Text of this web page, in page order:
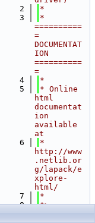
    2
*
    3
*
==========
=
DOCUMENTAT
ION
==========
=
    4
*
    5
* Online
html
documentat
ion
available
at
    6
*
http://www
.netlib.or
g/lapack/e
xplore-
html/
    7
*
    8
*>